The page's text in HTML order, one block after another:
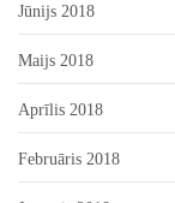
Jūnijs 2018
Maijs 2018
Aprīlis 2018
Februāris 2018